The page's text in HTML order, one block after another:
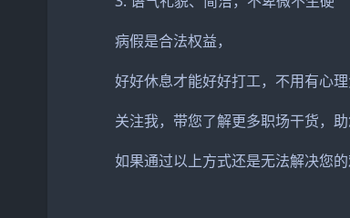
病假是合法权益，
好好休息才能好好打工，不用有心理
关注我，带您了解更多职场干货，助
如果通过以上方式还是无法解决您的